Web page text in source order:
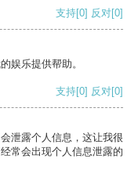
支持[0] 反对[0]
娱乐提供帮助。
支持[0] 反对[0]
泄露个人信息，这让我很
常会出现个人信息泄露的